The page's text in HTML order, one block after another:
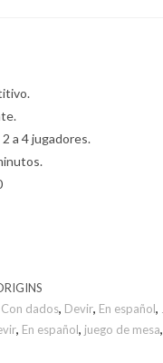
a 4 jugadores.
Con dados, Devir, En español,
, En español, juego de mesa,